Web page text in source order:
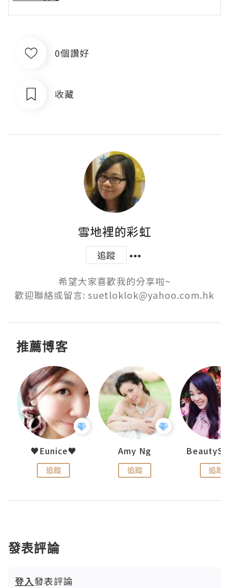
0個讚好
收藏
雪地裡的彩虹
追蹤
希望大家喜歡我的分享啦~
歡迎聯絡或留言: suetloklok@yahoo.com.hk
推薦博客
♥Eunice♥
追蹤
Amy Ng
追蹤 追蹤
發表評論
登入發表評論